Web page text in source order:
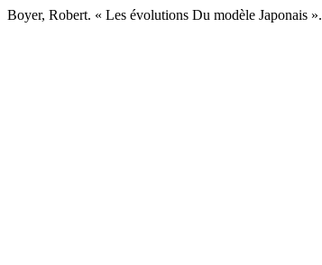
Boyer, Robert. « Les évolutions Du modèle Japonais ».